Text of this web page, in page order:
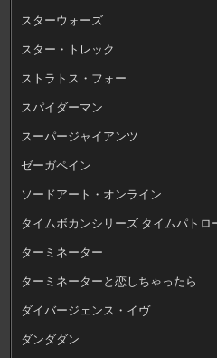
スターウォーズ
スター・トレック
ストラトス・フォー
スパイダーマン
スーパージャイアンツ
ゼーガペイン
ソードアート・オンライン
タイムボカンシリーズ タイムパトロ
ターミネーター
ターミネーターと恋しちゃったら
ダイバージェンス・イヴ
ダンダダン